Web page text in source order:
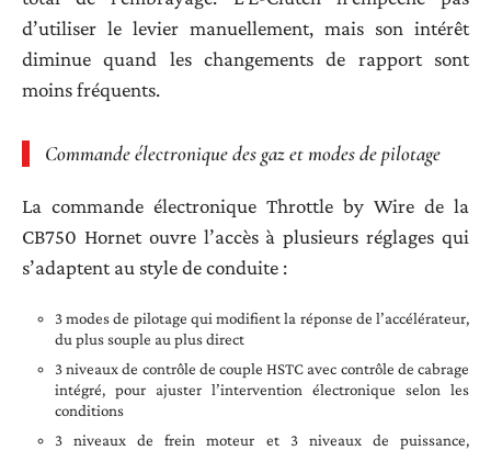
d’utiliser le levier manuellement, mais son intérêt
diminue quand les changements de rapport sont
moins fréquents.
Commande électronique des gaz et modes de pilotage
La commande électronique Throttle by Wire de la
CB750 Hornet ouvre l’accès à plusieurs réglages qui
s’adaptent au style de conduite :
3 modes de pilotage qui modifient la réponse de l’accélérateur,
du plus souple au plus direct
3 niveaux de contrôle de couple HSTC avec contrôle de cabrage
intégré, pour ajuster l’intervention électronique selon les
conditions
3 niveaux de frein moteur et 3 niveaux de puissance,